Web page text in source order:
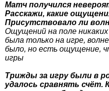
Матч получился
Расскажи, какие
Присутствовало ли
Ощущений на поле
была только на игре,
было, но есть ощущение,
игры
Трижды за игру были в
удалось сравнять счёт.